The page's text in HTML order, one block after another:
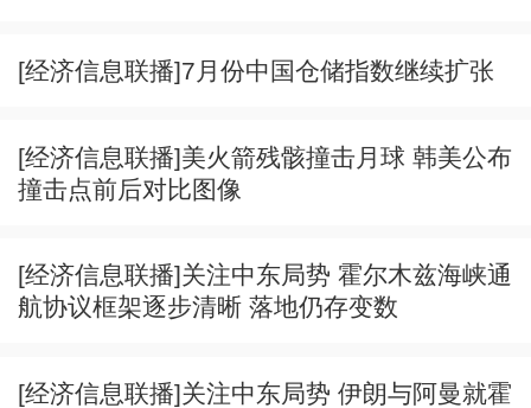
[经济信息联播]7月份中国仓储指数继续扩张
[经济信息联播]美火箭残骸撞击月球 韩美公布
撞击点前后对比图像
[经济信息联播]关注中东局势 霍尔木兹海峡通
航协议框架逐步清晰 落地仍存变数
[经济信息联播]关注中东局势 伊朗与阿曼就霍